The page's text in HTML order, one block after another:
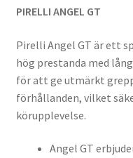
PIRELLI ANGEL GT
Pirelli Angel GT är ett
hög prestanda med
för att ge utmärkt
förhållanden, vilket
körupplevelse.
Angel GT